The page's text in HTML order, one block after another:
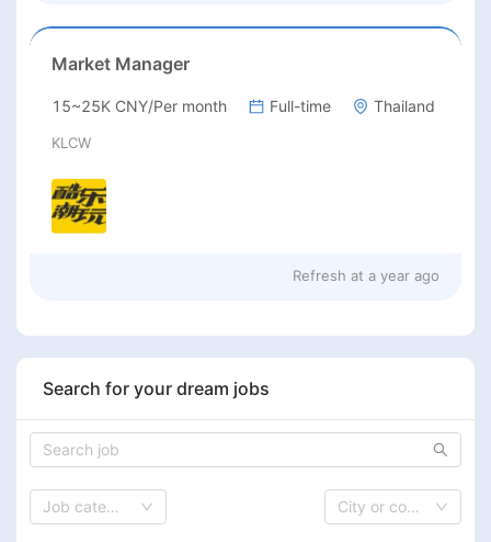
Market Manager
15~25K CNY/Per month Full-time Thailand
KLCW
Refresh at a year ago
Search for your dream jobs
Job category City or country